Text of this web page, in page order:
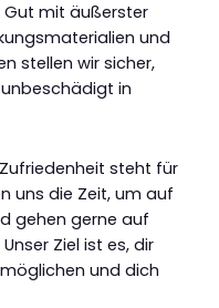
Gut mit äußerster
und
stellen wir sicher,
in
steht für
uns die Zeit, um auf
gehen gerne auf
Ziel ist es, dir
und dich